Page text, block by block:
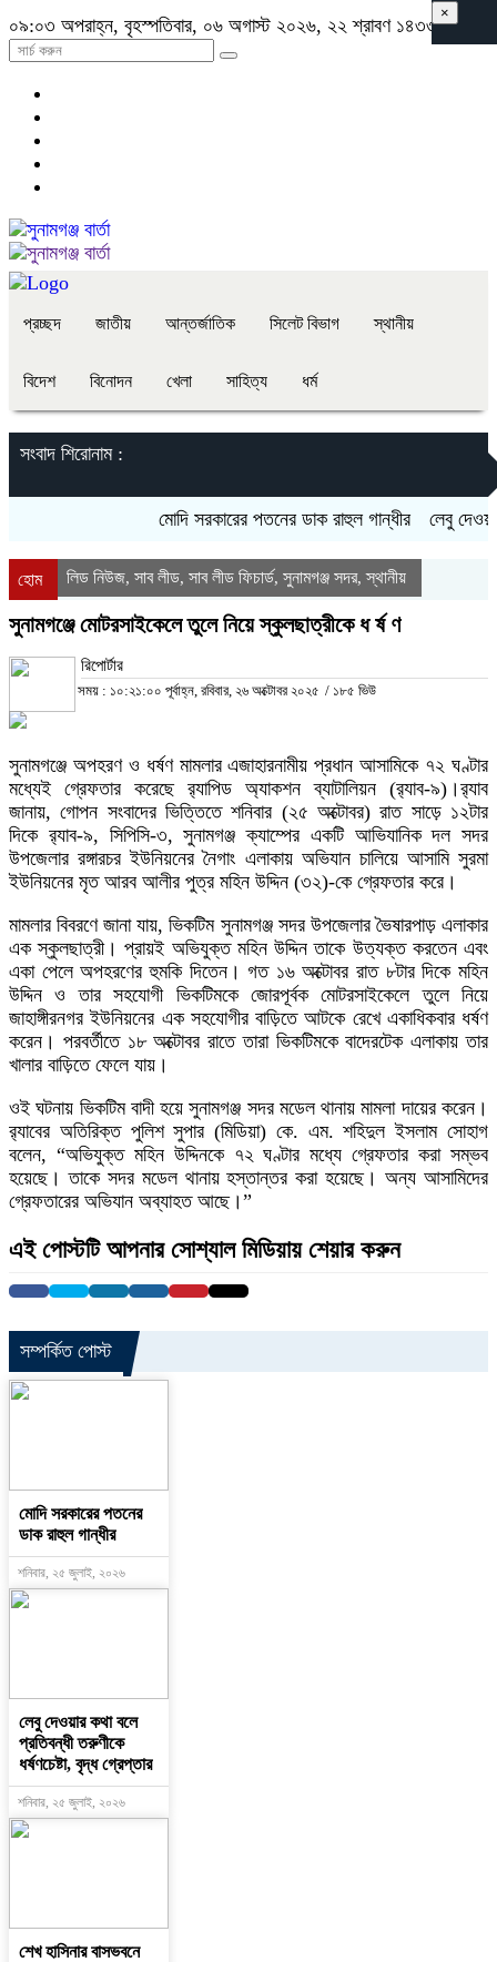
০৯:০৩ অপরাহ্ন, বৃহস্পতিবার, ০৬ অগাস্ট ২০২৬, ২২ শ্রাবণ ১৪৩৩ বঙ্গাব্দ
প্রচ্ছদ জাতীয় আন্তর্জাতিক সিলেট বিভাগ স্থানীয়
বিদেশ বিনোদন খেলা সাহিত্য ধর্ম
সংবাদ শিরোনাম :
মোদি সরকারের পতনের ডাক রাহুল গান্ধীর লেবু
×
হোম লিড নিউজ, সাব লীড, সাব লীড ফিচার্ড, সুনামগঞ্জ সদর,স্থানীয়
সুনামগঞ্জে মোটরসাইকেলে তুলে নিয়ে স্কুলছাত্রীকে ধ র্ষ ণ
রিপোর্টার
সময় : ১০:২১:০০ পূর্বাহ্ন, রবিবার, ২৬ অক্টোবর ২০২৫ / ১৮৫ ভিউ
সুনামগঞ্জে অপহরণ ও ধর্ষণ মামলার এজাহারনামীয় প্রধান আসামিকে ৭২ ঘণ্টার
মধ্যেই গ্রেফতার করেছে র‌্যাপিড অ্যাকশন ব্যাটালিয়ন (র‌্যাব-৯)।র‌্যাব
জানায়, গোপন সংবাদের ভিত্তিতে শনিবার (২৫ অক্টোবর) রাত সাড়ে ১২টার
দিকে র‌্যাব-৯, সিপিসি-৩, সুনামগঞ্জ ক্যাম্পের একটি আভিযানিক দল সদর
উপজেলার রঙ্গারচর ইউনিয়নের নৈগাং এলাকায় অভিযান চালিয়ে আসামি সুরমা
ইউনিয়নের মৃত আরব আলীর পুত্র মহিন উদ্দিন (৩২)-কে গ্রেফতার করে।
মামলার বিবরণে জানা যায়, ভিকটিম সুনামগঞ্জ সদর উপজেলার ভৈষারপাড় এলাকার
এক স্কুলছাত্রী। প্রায়ই অভিযুক্ত মহিন উদ্দিন তাকে উত্যক্ত করতেন এবং
একা পেলে অপহরণের হুমকি দিতেন। গত ১৬ অক্টোবর রাত ৮টার দিকে মহিন
উদ্দিন ও তার সহযোগী ভিকটিমকে জোরপূর্বক মোটরসাইকেলে তুলে নিয়ে
জাহাঙ্গীরনগর ইউনিয়নের এক সহযোগীর বাড়িতে আটকে রেখে একাধিকবার ধর্ষণ
করেন। পরবর্তীতে ১৮ অক্টোবর রাতে তারা ভিকটিমকে বাদেরটেক এলাকায় তার
খালার বাড়িতে ফেলে যায়।
ওই ঘটনায় ভিকটিম বাদী হয়ে সুনামগঞ্জ সদর মডেল থানায় মামলা দায়ের করেন।
র‌্যাবের অতিরিক্ত পুলিশ সুপার (মিডিয়া) কে. এম. শহিদুল ইসলাম সোহাগ
বলেন, “অভিযুক্ত মহিন উদ্দিনকে ৭২ ঘণ্টার মধ্যে গ্রেফতার করা সম্ভব
হয়েছে। তাকে সদর মডেল থানায় হস্তান্তর করা হয়েছে। অন্য আসামিদের
গ্রেফতারের অভিযান অব্যাহত আছে।”
এই পোস্টটি আপনার সোশ্যাল মিডিয়ায় শেয়ার করুন
সম্পর্কিত পোস্ট
মোদি সরকারের পতনের
ডাক রাহুল গান্ধীর
শনিবার, ২৫ জুলাই, ২০২৬
লেবু দেওয়ার কথা বলে
প্রতিবন্ধী তরুণীকে
ধর্ষণচেষ্টা, বৃদ্ধ গ্রেপ্তার
শনিবার, ২৫ জুলাই, ২০২৬
শেখ হাসিনার বাসভবনে